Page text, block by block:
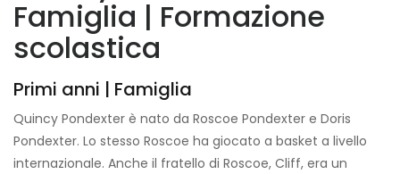
Famiglia | Formazione
scolastica
Primi anni | Famiglia
Quincy Pondexter è nato da Roscoe Pondexter e Doris
Pondexter. Lo stesso Roscoe ha giocato a basket a livello
internazionale. Anche il fratello di Roscoe, Cliff, era un